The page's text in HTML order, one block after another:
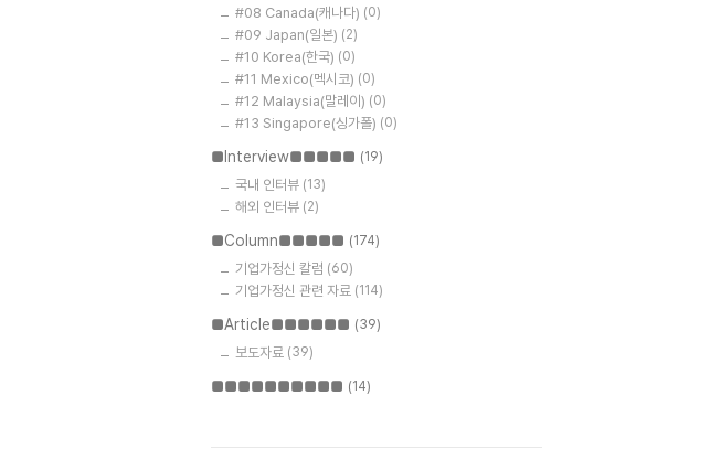
#08 Canada(캐나다) (0)
#09 Japan(일본) (2)
#10 Korea(한국) (0)
#11 Mexico(멕시코) (0)
#12 Malaysia(말레이) (0)
#13 Singapore(싱가폴) (0)
■Interview■■■■■ (19)
국내 인터뷰 (13)
해외 인터뷰 (2)
■Column■■■■■ (174)
기업가정신 칼럼 (60)
기업가정신 관련 자료 (114)
■Article■■■■■■ (39)
보도자료 (39)
■■■■■■■■■■ (14)